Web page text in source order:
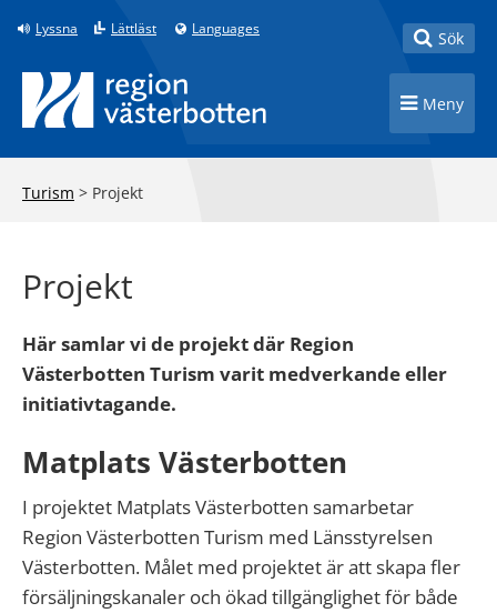
Till innehåll på sidan
Lyssna Lättläst Languages Toggle
Sök
Toggle
Meny
Turism > Projekt
Projekt
Här samlar vi de projekt där Region
Västerbotten Turism varit medverkande eller
initiativtagande.
Matplats Västerbotten
I projektet Matplats Västerbotten samarbetar
Region Västerbotten Turism med Länsstyrelsen
Västerbotten. Målet med projektet är att skapa fler
försäljningskanaler och ökad tillgänglighet för både